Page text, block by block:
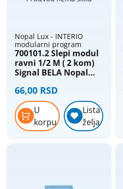
Nopal Lux - INTERIO
modularni program
700101.2 Slepi modul
ravni 1/2 M ( 2 kom)
Signal BELA Nopal
66,00 RSD
U
korpu
Lista
želja